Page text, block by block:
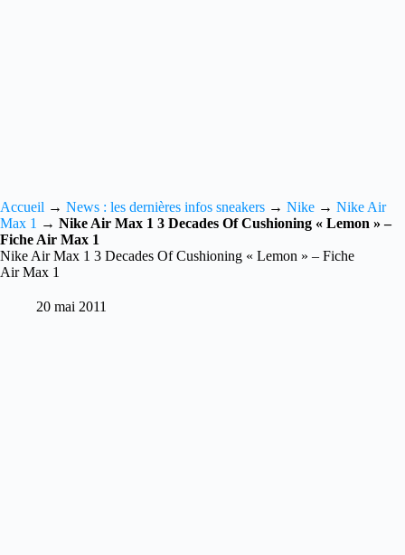
Accueil → News : les dernières infos sneakers → Nike → Nike Air
Max 1 → Nike Air Max 1 3 Decades Of Cushioning « Lemon » –
Fiche Air Max 1
Nike Air Max 1 3 Decades Of Cushioning « Lemon » – Fiche
Air Max 1
20 mai 2011